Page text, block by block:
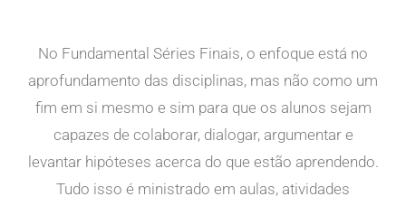
No Fundamental Séries Finais, o enfoque está no
aprofundamento das disciplinas, mas não como um
fim em si mesmo e sim para que os alunos sejam
capazes de colaborar, dialogar, argumentar e
levantar hipóteses acerca do que estão aprendendo.
Tudo isso é ministrado em aulas, atividades